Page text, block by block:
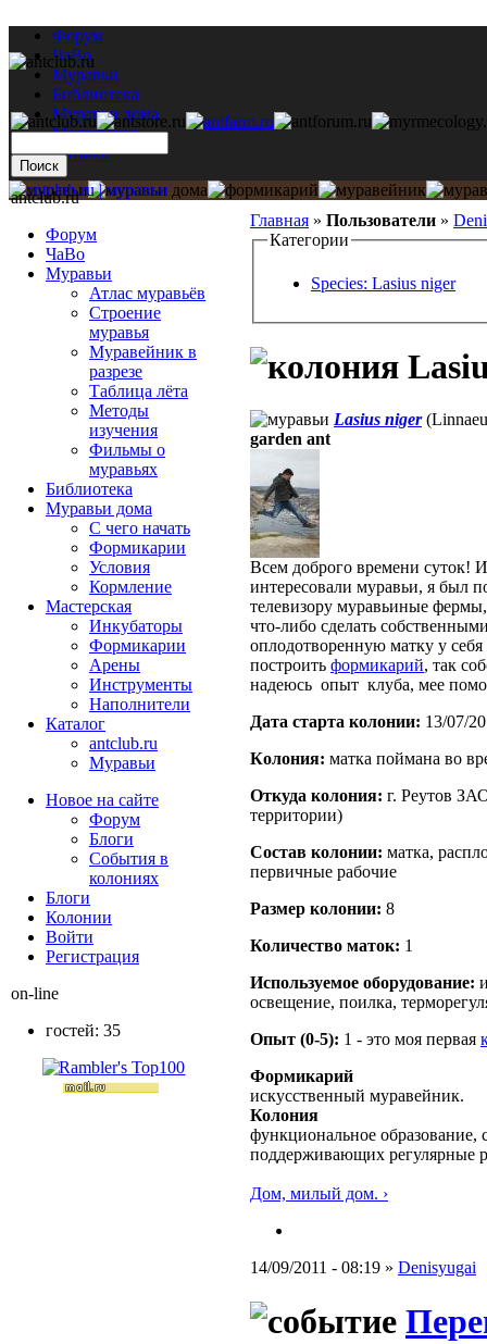
Форум
ЧаВо
Муравьи
Библиотека
Муравьи дома
Мастерская
Каталог
Главная » Пользователи »
Категории
Species: Lasius niger
Lasius niger
garden ant
Всем доброго времени суток!
интересовали муравьи, я был
телевизору муравьиные
что-либо сделать
оплодотворенную матку у
построить формикарий, так
надеюсь опыт клуба, мее
Дата старта кoлонии: 13/07/
Кoлония: матка поймана во
Откуда кoлония: г. Реутов
территории)
Состав кoлонии: матка,
первичные рабочие
Размер кoлонии: 8
Количество маток: 1
Используемое оборудование:
освещение, поилка,
Опыт (0-5): 1 - это моя первая
Формикарий
искусственный муравейник.
Колония
функциональное образование,
поддерживающих регулярные
Дом, милый дом. ›
14/09/2011 - 08:19 » Denisyugai
antclub.ru
Форум
ЧаВо
Муравьи
Атлас муравьёв
Строение
муравья
Муравейник в
разрезе
Таблица лёта
Методы
изучения
Фильмы о
муравьях
Библиотека
Муравьи дома
С чего начать
Формикарии
Условия
Кормление
Мастерская
Инкубаторы
Формикарии
Арены
Инструменты
Наполнители
Каталог
antclub.ru
Муравьи
Новое на сайте
Форум
Блоги
События в
колониях
Блоги
Колонии
Войти
Peгиcтpaция
on-line
гостей: 35